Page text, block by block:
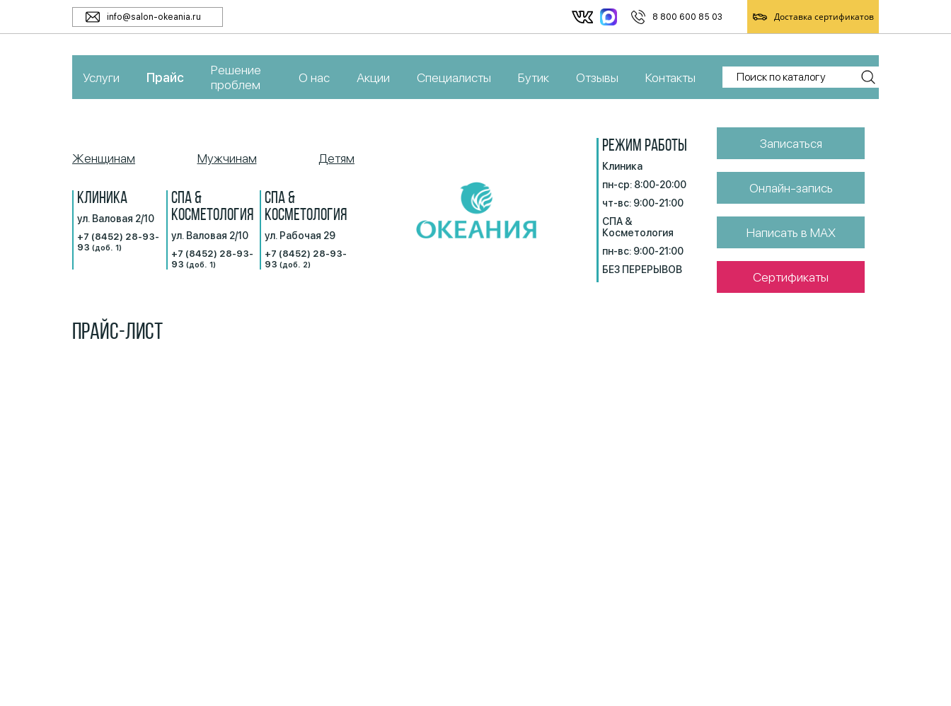
info@salon-okeania.ru 8 800 600 85 03 Доставка сертификатов
Услуги Прайс
Решение
проблем
О нас Акции Специалисты Бутик Отзывы Контакты
Женщинам Мужчинам Детям
КЛИНИКА
ул. Валовая 2/10
+7 (8452) 28-93-
93(доб. 1)
СПА &
КОСМЕТОЛОГИЯ
ул. Валовая 2/10
+7 (8452) 28-93-
93 (доб. 1)
СПА &
КОСМЕТОЛОГИЯ
ул. Рабочая 29
+7 (8452) 28-93-
93(доб. 2)
РЕЖИМ РАБОТЫ
Клиника
пн-ср: 8:00-20:00
чт-вс: 9:00-21:00
СПА &
Косметология
пн-вс: 9:00-21:00
БЕЗ ПЕРЕРЫВОВ
Записаться
Онлайн-запись
Написать в MAX
Сертификаты
ПРАЙС-ЛИСТ